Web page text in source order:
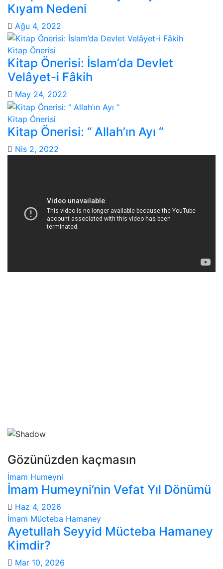
Kıyam Nedeni
Ağu 4, 2022
Kitap Önerisi
Kitap Önerisi: İslam’da Devlet
Velâyet-i Fâkih
May 24, 2022
Kitap Önerisi
Kitap Önerisi: “ Allah’ın Ayı “
Nis 2, 2022
Gözünüzden kaçmasın
İmam Humeyni
İmam Humeyni’nin Vefat Yıl Dönümü
Haz 4, 2026
İmam Mücteba Hamaney
Ayetullah Seyyid Mücteba Hamaney
Kimdir?
Mar 10, 2026